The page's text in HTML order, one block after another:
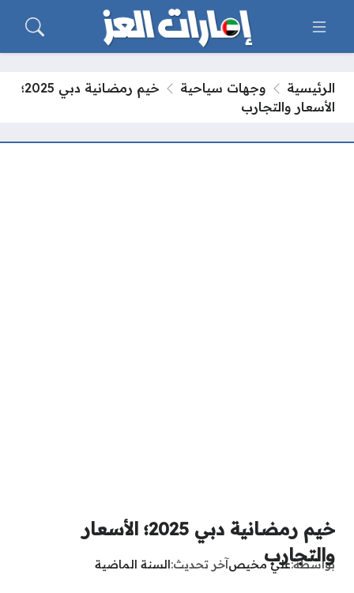
الرئيسية وجهات سياحية
خيم رمضانية دبي 2025؛
الأسعار والتجارب
خيم رمضانية دبي 2025؛ الأسعار
والتجارب
بواسطةعلي مخيصآخر تحديث السنة الماضية